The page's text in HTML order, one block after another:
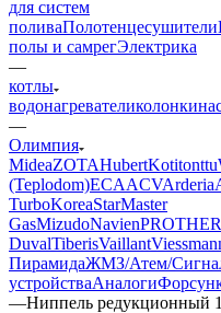
для систем
поливаПолотенцесушители
полы и самрегЭлектрика
—
котлы
водонагревателиколонки
—
Олимпия
MideaZOTAHubertKotitonttu
(Teplodom)ECAACVArderia
TurboKoreaStarMaster
GasMizudoNavien
DuvalTiberisVaillant
ПирамидаЖМЗ/Атем/
устройстваAналоги
—Ниппель редукционный